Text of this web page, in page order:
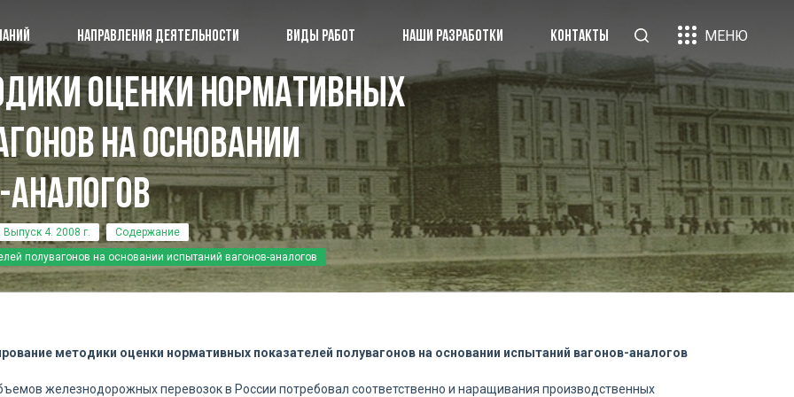
НАПРАВЛЕНИЯ ДЕЯТЕЛЬНОСТИ ВИДЫ РАБОТ НАШИ РАЗРАБОТКИ КОНТАКТЫ МЕНЮ
О группе компаний
Направления деятельности
Виды работ
Наши разработки
Аккредитация и лицензии
ПК «Вагон-груз»
Сборники научных трудов
Публикации
Наши партнеры
Контакты
оценки нормативных
на основании
4. 2008 г.
Содержание
полувагонов на основании испытаний вагонов-аналогов
методики оценки нормативных показателей полувагонов на основании испытаний вагонов-аналогов
железнодорожных перевозок в России потребовал соответственно и наращивания производственных